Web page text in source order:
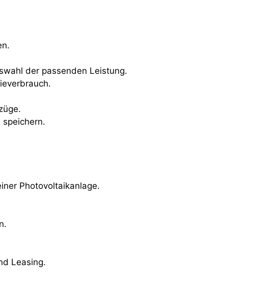
der passenden Leistung.
Photovoltaikanlage.
Leasing.